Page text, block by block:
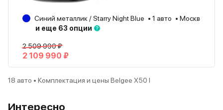
Синий металлик / Starry Night Blue 1 авто Москва
и еще 63 опции
2 509 990 ₽
2 109 990 ₽
18 авто • Комплектация и цены Belgee X50 I
Интересно